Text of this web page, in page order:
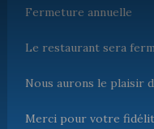
Fermeture annuelle
Le restaurant sera
Nous aurons le plaisir
Merci pour votre